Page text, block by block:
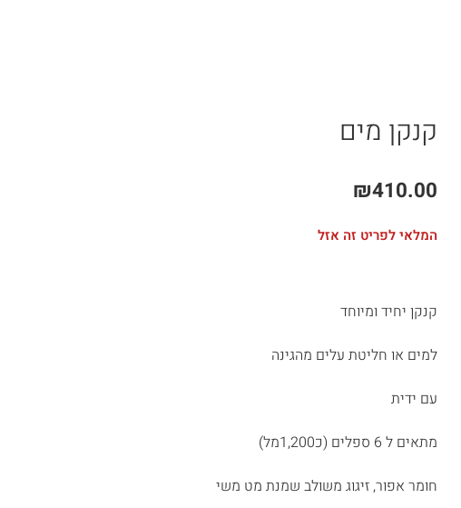
קנקן מים
₪410.00
המלאי לפריט זה אזל
קנקן יחיד ומיוחד
למים או חליטת עלים מהגינה
עם ידית
מתאים ל 6 ספלים (כ1,200מל)
חומר אפור, זיגוג משולב שמנת מט משי